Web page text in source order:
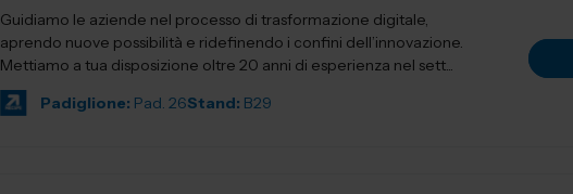
Guidiamo le aziende nel processo di trasformazione digitale,
aprendo nuove possibilità e ridefinendo i confini dell’innovazione.
Mettiamo a tua disposizione oltre 20 anni di esperienza nel sett...
Padiglione: Pad. 26Stand: B29